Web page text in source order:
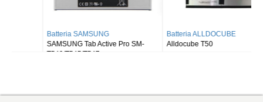
Batteria SAMSUNG
SAMSUNG Tab Active Pro SM-
T540/T545/T547
Batteria ALLDOCUBE
Alldocube T50